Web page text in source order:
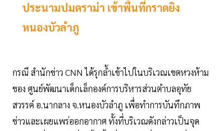
ประนามปมดราม่า เข้าพื้นที่กราดยิง
หนองบัวลำภู
กรณี สำนักข่าว CNN ได้รุกล้ำเข้าไปในบริเวณเขตหวงห้าม
ของ ศูนย์พัฒนาเด็กเล็กองค์การบริหารส่วนตำบลอุทัย
สวรรค์ อ.นากลาง จ.หนองบัวลำภู เพื่อทำการบันทึกภาพ
ข่าวและเผยแพร่ออกอากาศ ทั้งที่บริเวณดังกล่าวเป็นจุด